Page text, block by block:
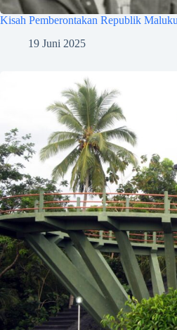
Kisah Pemberontakan Republik
19 Juni 2025